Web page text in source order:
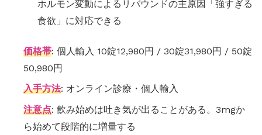
ホルモン変動によるリバウンドの主原因「強すぎる
食欲」に対応できる
価格帯: 個人輸入 10錠12,980円 / 30錠31,980円 / 50錠
50,980円
入手方法: オンライン診療・個人輸入
注意点: 飲み始めは吐き気が出ることがある。3mgか
ら始めて段階的に増量する